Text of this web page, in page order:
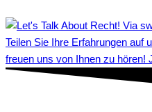
Teilen Sie Ihre Erfahrungen auf
freuen uns von Ihnen zu hören!